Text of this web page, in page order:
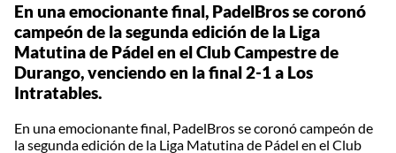
En una emocionante final, PadelBros se coronó
campeón de la segunda edición de la Liga
Matutina de Pádel en el Club Campestre de
Durango, venciendo en la final 2-1 a Los
Intratables.
En una emocionante final, PadelBros se coronó campeón de
la segunda edición de la Liga Matutina de Pádel en el Club